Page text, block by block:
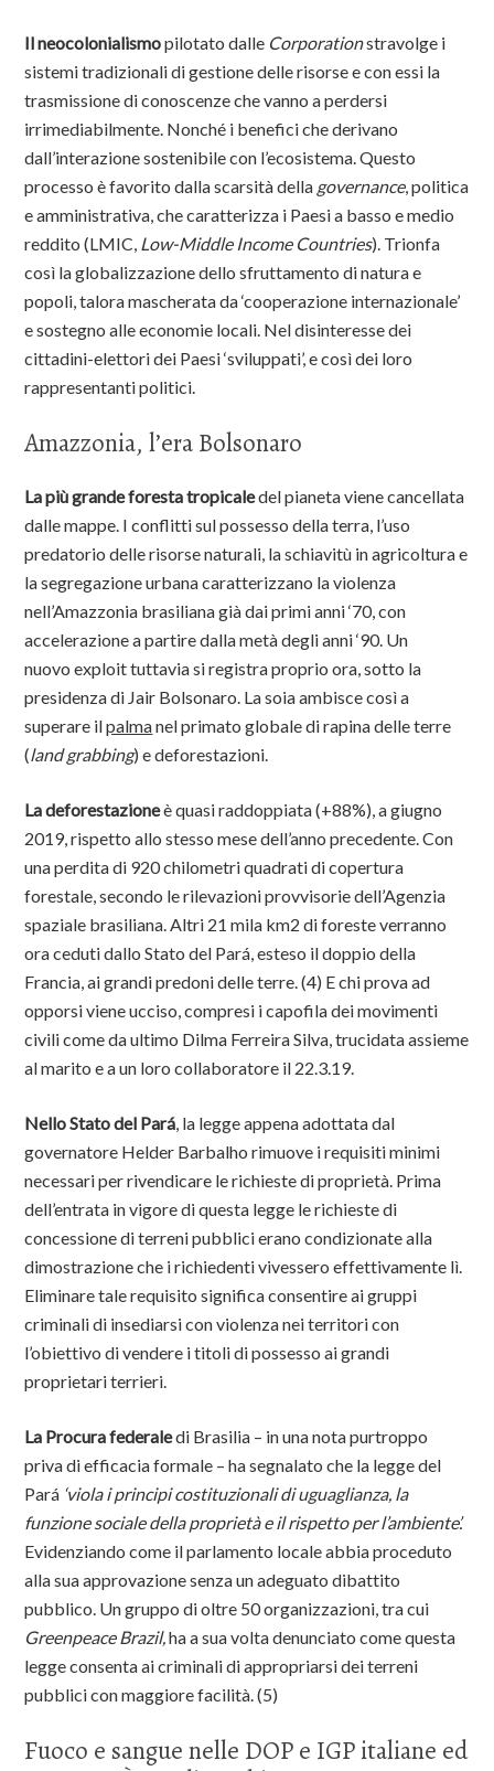
Il neocolonialismopilotato dalle Corporationstravolge i
sistemi tradizionali di gestione delle risorse e con essi la
trasmissione di conoscenze che vanno a perdersi
irrimediabilmente. Nonché i benefici che derivano
dall’interazione sostenibile con l’ecosistema. Questo
processo è favorito dalla scarsità della governance, politica
e amministrativa, che caratterizza i Paesi a basso e medio
reddito (LMIC, Low-Middle Income Countries). Trionfa
così la globalizzazione dello sfruttamento di natura e
popoli, talora mascherata da ‘cooperazione internazionale’
e sostegno alle economie locali. Nel disinteresse dei
cittadini-elettori dei Paesi ‘sviluppati’, e così dei loro
rappresentanti politici.
Amazzonia, l’era Bolsonaro
La più grande foresta tropicaledel pianeta viene cancellata
dalle mappe. I conflitti sul possesso della terra, l’uso
predatorio delle risorse naturali, la schiavitù in agricoltura e
la segregazione urbana caratterizzano la violenza
nell’Amazzonia brasiliana già dai primi anni ‘70, con
accelerazione a partire dalla metà degli anni ‘90. Un
nuovo exploit tuttavia si registra proprio ora, sotto la
presidenza di Jair Bolsonaro. La soia ambisce così a
superare ilpalmanel primato globale di rapina delle terre
(land grabbing) e deforestazioni.
La deforestazioneè quasi raddoppiata (+88%), a giugno
2019, rispetto allo stesso mese dell’anno precedente. Con
una perdita di 920 chilometri quadrati di copertura
forestale, secondo le rilevazioni provvisorie dell’Agenzia
spaziale brasiliana. Altri 21 mila km2 di foreste verranno
ora ceduti dallo Stato del Pará, esteso il doppio della
Francia, ai grandi predoni delle terre. (4) E chi prova ad
opporsi viene ucciso, compresi i capofila dei movimenti
civili come da ultimo Dilma Ferreira Silva, trucidata assieme
al marito e a un loro collaboratore il 22.3.19.
Nello Stato del Pará, la legge appena adottata dal
governatore Helder Barbalho rimuove i requisiti minimi
necessari per rivendicare le richieste di proprietà. Prima
dell’entrata in vigore di questa legge le richieste di
concessione di terreni pubblici erano condizionate alla
dimostrazione che i richiedenti vivessero effettivamente lì.
Eliminare tale requisito significa consentire ai gruppi
criminali di insediarsi con violenza nei territori con
l’obiettivo di vendere i titoli di possesso ai grandi
proprietari terrieri.
La Procura federaledi Brasilia – in una nota purtroppo
priva di efficacia formale – ha segnalato che la legge del
Pará ‘viola i principi costituzionali di uguaglianza, la
funzione sociale della proprietà e il rispetto per l’ambiente’.
Evidenziando come il parlamento locale abbia proceduto
alla sua approvazione senza un adeguato dibattito
pubblico. Un gruppo di oltre 50 organizzazioni, tra cui
Greenpeace Brazil,ha a sua volta denunciato come questa
legge consenta ai criminali di appropriarsi dei terreni
pubblici con maggiore facilità. (5)
Fuoco e sangue nelle DOP e IGP italiane ed